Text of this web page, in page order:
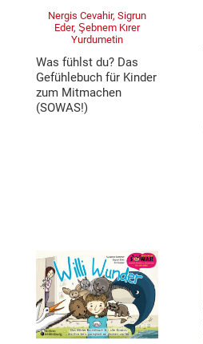
Nergis Cevahir, Sigrun
Eder, Şebnem Kırer
Yurdumetin
Was fühlst du? Das
Gefühlebuch für Kinder
zum Mitmachen
(SOWAS!)